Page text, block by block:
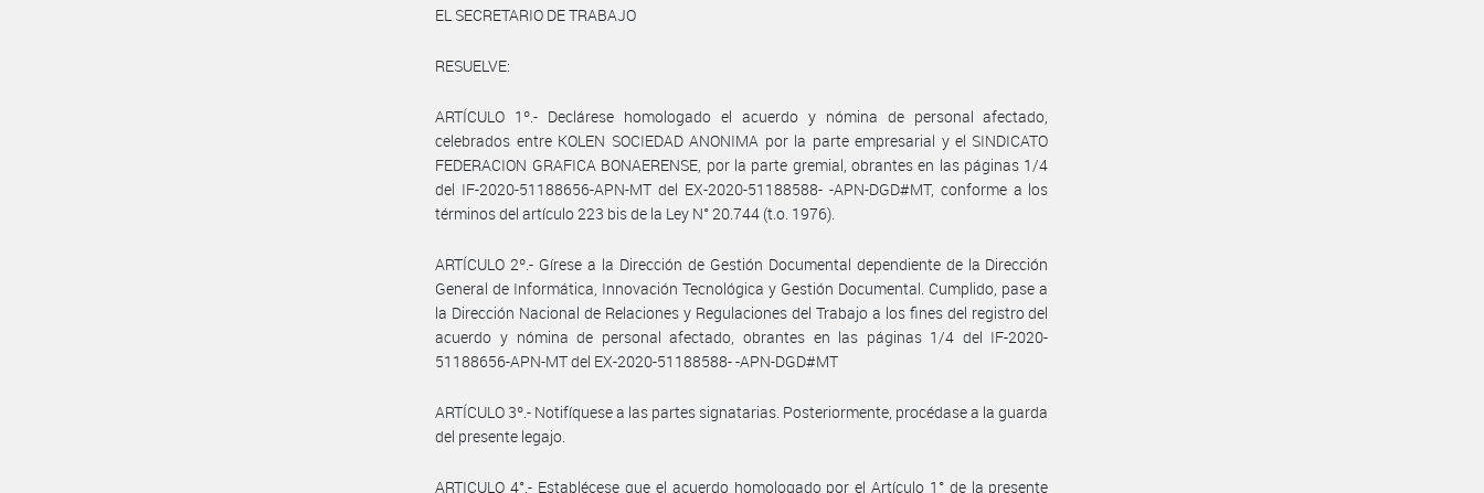
EL SECRETARIO DE TRABAJO
RESUELVE:
ARTÍCULO 1º.- Declárese homologado el acuerdo y nómina de personal afectado,
celebrados entre KOLEN SOCIEDAD ANONIMA por la parte empresarial y el SINDICATO
FEDERACION GRAFICA BONAERENSE, por la parte gremial, obrantes en las páginas 1/4
del IF-2020-51188656-APN-MT del EX-2020-51188588- -APN-DGD#MT, conforme a los
términos del artículo 223 bis de la Ley N° 20.744 (t.o. 1976).
ARTÍCULO 2º.- Gírese a la Dirección de Gestión Documental dependiente de la Dirección
General de Informática, Innovación Tecnológica y Gestión Documental. Cumplido, pase a
la Dirección Nacional de Relaciones y Regulaciones del Trabajo a los fines del registro del
acuerdo y nómina de personal afectado, obrantes en las páginas 1/4 del IF-2020-
51188656-APN-MT del EX-2020-51188588- -APN-DGD#MT
ARTÍCULO 3º.- Notifíquese a las partes signatarias. Posteriormente, procédase a la guarda
del presente legajo.
ARTICULO 4°.- Establécese que el acuerdo homologado por el Artículo 1° de la presente